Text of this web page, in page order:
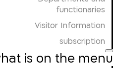
functionaries
Visitor Information
subscription
is on the menu